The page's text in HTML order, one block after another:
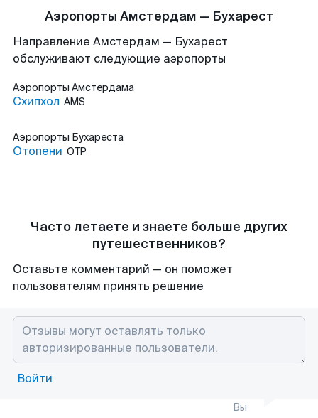
Аэропорты Амстердам — Бухарест
Направление Амстердам — Бухарест
обслуживают следующие аэропорты
Аэропорты Амстердама
Схипхол AMS
Аэропорты Бухареста
Отопени OTP
Часто летаете и знаете больше других
путешественников?
Оставьте комментарий — он поможет
пользователям принять решение
Войти
Вы